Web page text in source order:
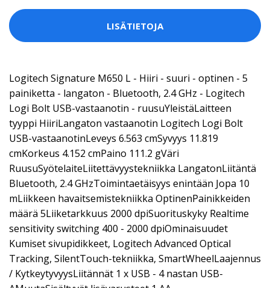
LISÄTIETOJA
Logitech Signature M650 L - Hiiri - suuri - optinen - 5
painiketta - langaton - Bluetooth, 2.4 GHz - Logitech
Logi Bolt USB-vastaanotin - ruusuYleistäLaitteen
tyyppi HiiriLangaton vastaanotin Logitech Logi Bolt
USB-vastaanotinLeveys 6.563 cmSyvyys 11.819
cmKorkeus 4.152 cmPaino 111.2 gVäri
RuusuSyötelaiteLiitettävyystekniikka LangatonLiitäntä
Bluetooth, 2.4 GHzToimintaetäisyys enintään Jopa 10
mLiikkeen havaitsemistekniikka OptinenPainikkeiden
määrä 5Liiketarkkuus 2000 dpiSuorituskyky Realtime
sensitivity switching 400 - 2000 dpiOminaisuudet
Kumiset sivupidikkeet, Logitech Advanced Optical
Tracking, SilentTouch-tekniikka, SmartWheelLaajennus
/ KytkeytyvyysLiitännät 1 x USB - 4 nastan USB-